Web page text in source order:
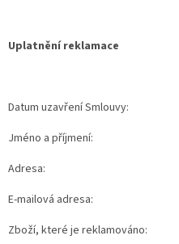
Uplatnění reklamace
Datum uzavření Smlouvy:
Jméno a příjmení:
Adresa:
E-mailová adresa:
Zboží, které je reklamováno: